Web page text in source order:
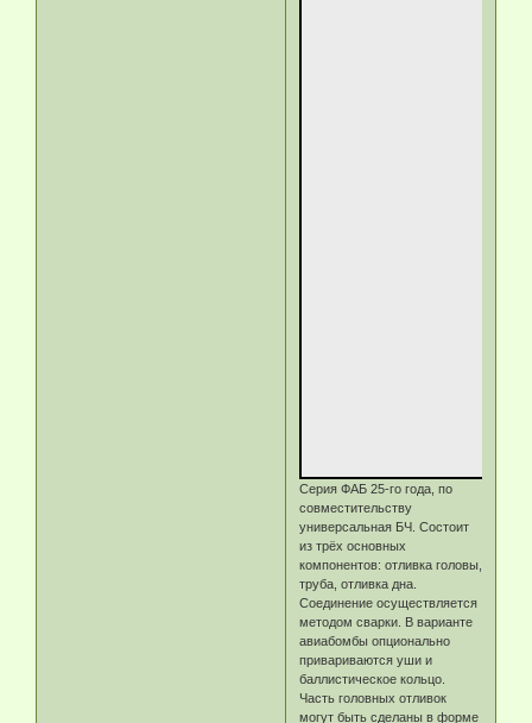
Серия ФАБ 25-го года, по
совместительству
универсальная БЧ. Состоит
из трёх основных
компонентов: отливка головы,
труба, отливка дна.
Соединение осуществляется
методом сварки. В варианте
авиабомбы опционально
привариваются уши и
баллистическое кольцо.
Часть головных отливок
могут быть сделаны в форме